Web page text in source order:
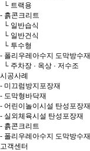
└ 트랙용
- 흙콘크리트
└ 일반습식
└ 일반건식
└ 투수형
- 폴리우레아수지 도막방수재
└ 주차장 · 옥상 · 저수조
시공사례
- 미끄럼방지포장재
- 도막형바닥재
- 어린이놀이시설 탄성포장재
- 실외체육시설 탄성포장재
- 흙콘크리트
- 폴리우레아수지 도막방수재
고객센터